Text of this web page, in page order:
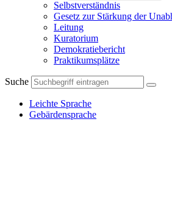
Selbstverständnis
Gesetz zur Stärkung der
Leitung
Kuratorium
Demokratiebericht
Praktikumsplätze
Suche
Leichte Sprache
Gebärdensprache